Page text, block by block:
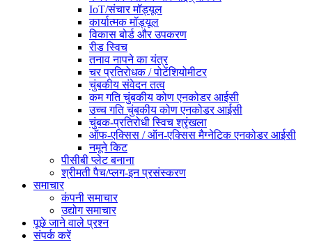
IoT/संचार मॉड्यूल
कार्यात्मक मॉड्यूल
विकास बोर्ड और उपकरण
रीड स्विच
तनाव नापने का यंत्र
चर प्रतिरोधक / पोटेंशियोमीटर
चुंबकीय संवेदन तत्व
कम गति चुंबकीय कोण एनकोडर आईसी
उच्च गति चुंबकीय कोण एनकोडर आईसी
चुंबक-प्रतिरोधी स्विच श्रृंखला
ऑफ-एक्सिस / ऑन-एक्सिस मैग्नेटिक एनकोडर आईसी
नमूने किट
पीसीबी प्लेट बनाना
श्रीमती पैच/प्लग-इन प्रसंस्करण
समाचार
कंपनी समाचार
उद्योग समाचार
पूछे जाने वाले प्रश्न
संपर्क करें